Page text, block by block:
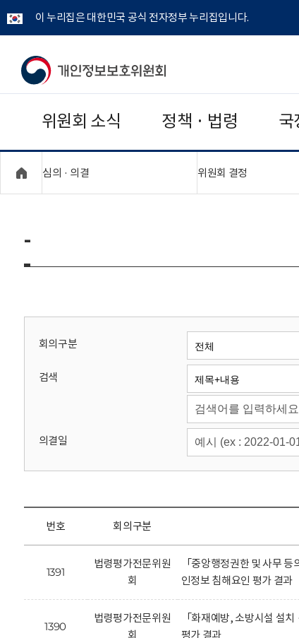
이 누리집은 대한민국 공식 전자정부 누리집입니다.
개
보
보
위
회
위원회 소식 정책 · 법령 국
심의 · 의결 위원회 결정
-
회의구분
검색
의결일
번호 회의구분
1391
법령평가전문위원
회
「중앙행정권한 및 사무
인정보 침해요인 평가 결과
1390
법령평가전문위원
회
「화재예방, 소방시설 설
평가 결과